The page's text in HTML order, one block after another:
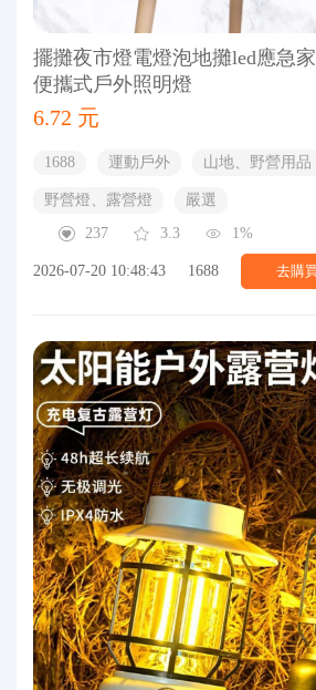
擺攤夜市燈電燈泡地攤led應急
便攜式戶外照明燈
6.72 元
1688 運動戶外 山地、野營用品
野營燈、露營燈
嚴選
237
3.3 1%
2026-07-20 10:48:43 1688 去購